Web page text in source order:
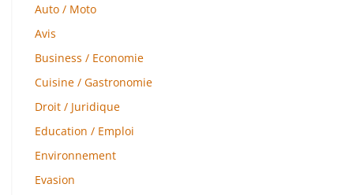
Auto / Moto
Avis
Business / Economie
Cuisine / Gastronomie
Droit / Juridique
Education / Emploi
Environnement
Evasion